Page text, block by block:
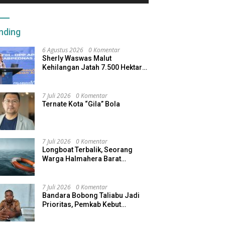
6 Agustus 2026 0 Komentar
Sherly Waswas Malut
Kehilangan Jatah 7.500 Hektare
7 Juli 2026 0 Komentar
Ternate Kota “Gila” Bola
7 Juli 2026 0 Komentar
Longboat Terbalik, Seorang
Warga Halmahera Barat
7 Juli 2026 0 Komentar
Bandara Bobong Taliabu Jadi
Prioritas, Pemkab Kebut